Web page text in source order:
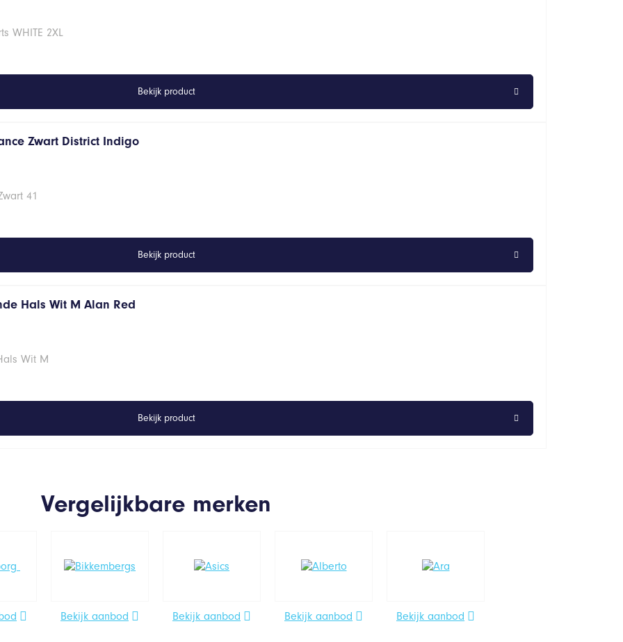
WHITE 2XL
Bekijk product
Zwart District Indigo
41
Bekijk product
Hals Wit M Alan Red
Wit M
Bekijk product
Vergelijkbare merken
Bekijk aanbod Bekijk aanbod Bekijk aanbod Bekijk aanbod